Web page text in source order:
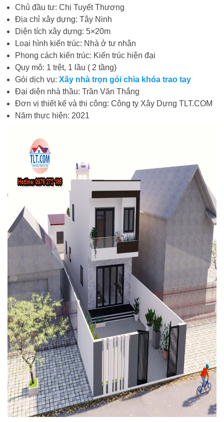
Chủ đầu tư: Chị Tuyết Thương
Địa chỉ xây dựng: Tây Ninh
Diện tích xây dựng: 5×20m
Loại hình kiến trúc: Nhà ở tư nhân
Phong cách kiến trúc: Kiến trúc hiện đại
Quy mô: 1 trệt, 1 lầu ( 2 tầng)
Gói dịch vụ: Xây nhà trọn gói chìa khóa trao tay
Đại diện nhà thầu: Trần Văn Thắng
Đơn vị thiết kế và thi công: Công ty Xây Dựng TLT.COM
Năm thực hiện: 2021